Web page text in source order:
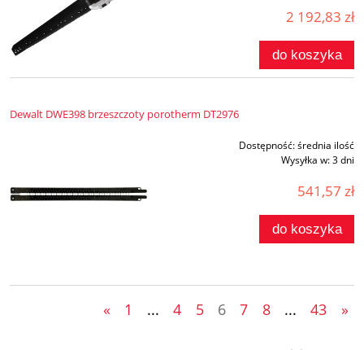
2 192,83 zł
do koszyka
Dewalt DWE398 brzeszczoty porotherm DT2976
Dostępność:średnia ilość
Wysyłka w:3 dni
541,57 zł
do koszyka
« 1 ... 4 5 6 7 8 ... 43 »